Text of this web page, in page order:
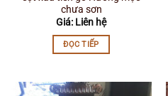
chưa sơn
Giá: Liên hệ
ĐỌC TIẾP